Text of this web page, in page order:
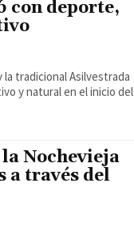
con deporte,
tradicional Asilvestrada
y natural en el inicio del
Nochevieja
a través del